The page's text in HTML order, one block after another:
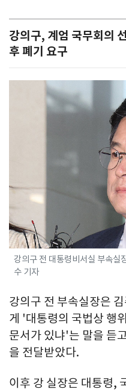
강의구, 계엄 국무회의
후 폐기 요구
강의구 전 대통령비서실 부속
수 기자
강의구 전 부속실장은
게 '대통령의 국법상 행
문서가 있냐'는 말을 듣
을 전달받았다.
이후 강 실장은 대통령,